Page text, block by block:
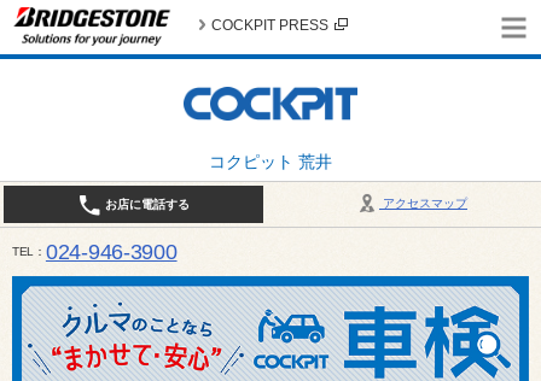
コクピット 荒井
COCKPIT PRESS
アクセスマップ
お店に電話する
TEL 024-946-3900
平日 9:30～19:00 日・祝日 9:30～18:00 / 定休日：毎週火曜日・繁忙期（4月・12月）を除
ご確認ください。